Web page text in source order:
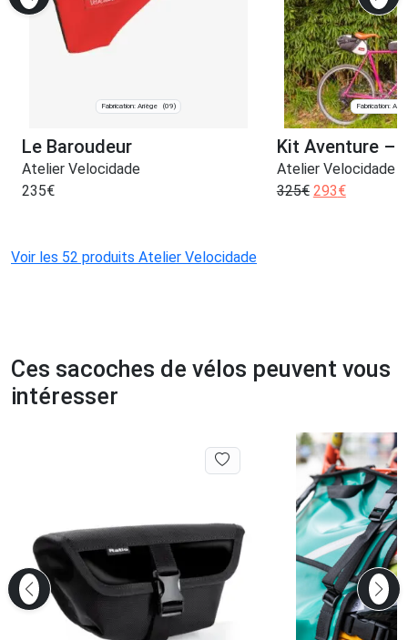
Fabrication: Ariège (09)
Le Baroudeur
Atelier Velocidade
235€
Fabrication:
Kit Aventure –
Atelier Velocidade
325€ 293€
Voir les 52 produits Atelier Velocidade
Ces sacoches de vélos peuvent vous
intéresser